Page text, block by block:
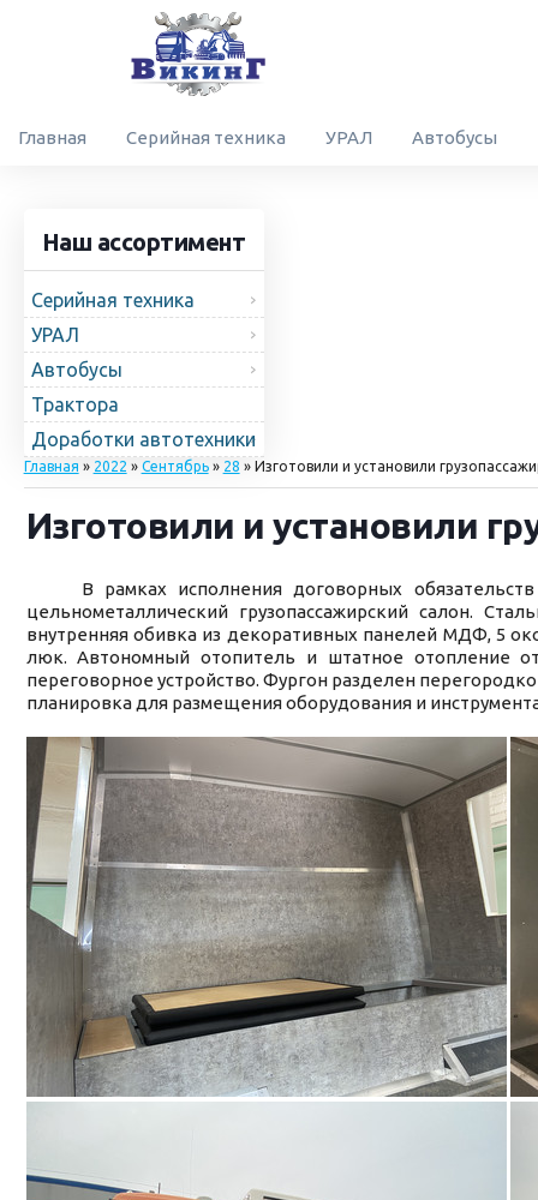
Главная Серийная техника УРАЛ Автобусы
Наш ассортимент
Серийная техника
УРАЛ
Автобусы
Трактора
Доработки автотехники
Главная » 2022 » Сентябрь » 28 » Изготовили и установили
Изготовили и установили
В рамках исполнения договорных обязательств
цельнометаллический грузопассажирский салон.
внутренняя обивка из декоративных панелей МДФ, 5
люк. Автономный отопитель и штатное отопление
переговорное устройство. Фургон разделен
планировка для размещения оборудования и